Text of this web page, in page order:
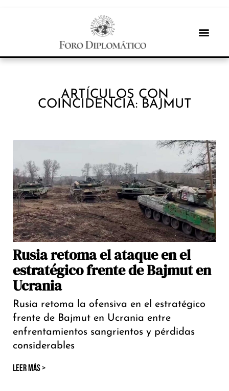
ARTÍCULOS CON
COINCIDENCIA: BAJMUT
Rusia retoma el ataque en el
estratégico frente de Bajmut en
Ucrania
Rusia retoma la ofensiva en el estratégico
frente de Bajmut en Ucrania entre
enfrentamientos sangrientos y pérdidas
considerables
LEER MÁS >